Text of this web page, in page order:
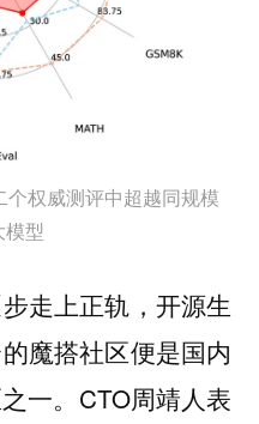
权威测评中超越同规模
模型
走上正轨，开源生
魔搭社区便是国内
一。CTO周靖人表